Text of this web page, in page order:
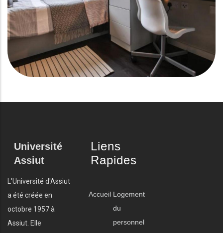
Université
Assiut
L'Université d'Assiut
a été créée en
octobre 1957 à
Assiut. Elle
Liens
Rapides
Accueil Logement
du
personnel